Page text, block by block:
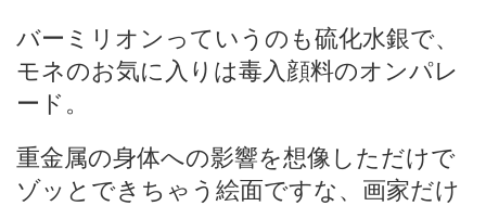
バーミリオンっていうのも硫化水銀で、
モネのお気に入りは毒入顔料のオンパレ
ード。
重金属の身体への影響を想像しただけで
ゾッとできちゃう絵面ですな、画家だけ